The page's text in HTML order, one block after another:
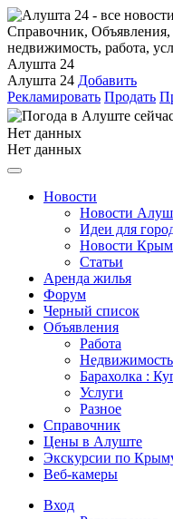
Алушта 24
Алушта 24 Добавить
Рекламировать Продать
Нет данных
Нет данных
Новости
Новости
Идеи для
Новости
Статьи
Аренда жилья
Форум
Черный список
Объявления
Работа
Недвижимость
Барахолка :
Услуги
Разное
Справочник
Цены в Алуште
Экскурсии по
Веб-камеры
Вход